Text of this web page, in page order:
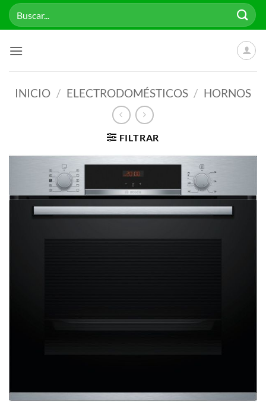
Saltar
Buscar
por:
INICIO / ELECTRODOMÉSTICOS / HORNOS
FILTRAR